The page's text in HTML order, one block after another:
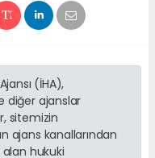
(İHA),
diğer ajanslar
sitemizin
ajans kanallarından
hukuki